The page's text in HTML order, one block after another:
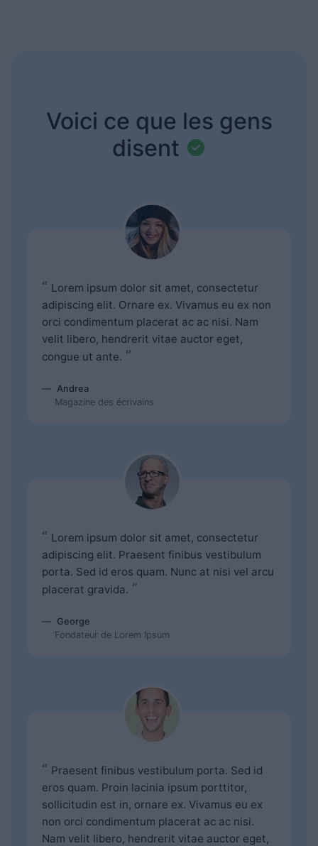
Voici ce que les gens
disent
“ Lorem ipsum dolor sit amet, consectetur
adipiscing elit. Ornare ex. Vivamus eu ex non
orci condimentum placerat ac ac nisi. Nam
velit libero, hendrerit vitae auctor eget,
congue ut ante. ”
Andrea
Magazine des écrivains
“ Lorem ipsum dolor sit amet, consectetur
adipiscing elit. Praesent finibus vestibulum
porta. Sed id eros quam. Nunc at nisi vel arcu
placerat gravida. ”
George
Fondateur de Lorem Ipsum
“ Praesent finibus vestibulum porta. Sed id
eros quam. Proin lacinia ipsum porttitor,
sollicitudin est in, ornare ex. Vivamus eu ex
non orci condimentum placerat ac ac nisi.
Nam velit libero, hendrerit vitae auctor eget,